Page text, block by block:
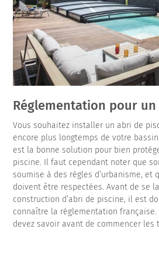
Réglementation pour
Vous souhaitez installer un abri de
encore plus longtemps de votre
est la bonne solution pour bien
piscine. Il faut cependant noter que
soumise à des règles d’urbanisme, et
doivent être respectées. Avant de se
construction d’abri de piscine, il est
connaître la réglementation
devez savoir avant de commencer les